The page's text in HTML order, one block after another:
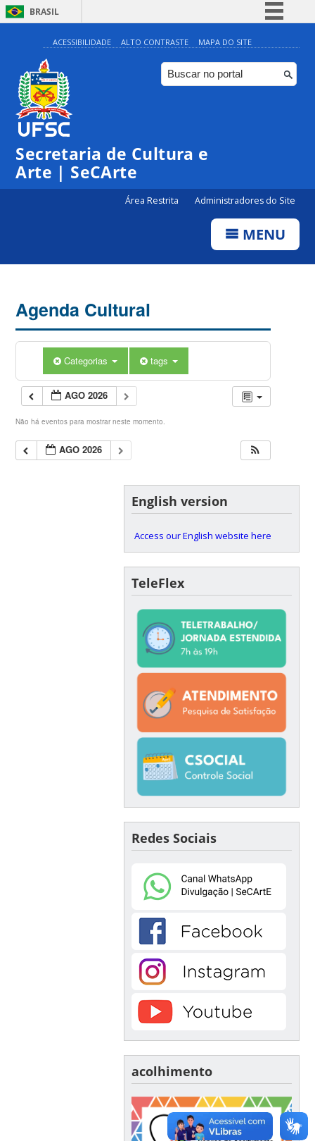
BRASIL
Simplifique!
Comunica BR
Participe
ACESSIBILIDADE ALTO CONTRASTE MAPA DO SITE
Secretaria de Cultura e
Arte | SeCArte
Área Restrita Administradores do Site
MENU
Agenda Cultural
Categorias tags
AGO 2026
Não há eventos para mostrar neste momento.
AGO 2026
English version
Access our English website here
TeleFlex
Redes Sociais
acolhimento